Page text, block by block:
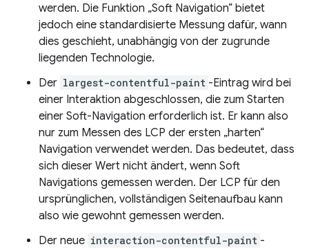
werden. Die Funktion „Soft Navigation“ bietet
jedoch eine standardisierte Messung dafür, wann
dies geschieht, unabhängig von der zugrunde
liegenden Technologie.
Der largest-contentful-paint -Eintrag wird bei
einer Interaktion abgeschlossen, die zum Starten
einer Soft-Navigation erforderlich ist. Er kann also
nur zum Messen des LCP der ersten „harten“
Navigation verwendet werden. Das bedeutet, dass
sich dieser Wert nicht ändert, wenn Soft
Navigations gemessen werden. Der LCP für den
ursprünglichen, vollständigen Seitenaufbau kann
also wie gewohnt gemessen werden.
Der neue interaction-contentful-paint -